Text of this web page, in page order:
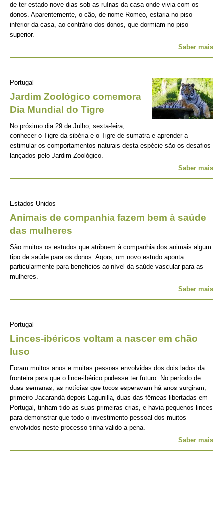
de ter estado nove dias sob as ruínas da casa onde vivia com os
donos. Aparentemente, o cão, de nome Romeo, estaria no piso
inferior da casa, ao contrário dos donos, que dormiam no piso
superior.
Saber mais
Portugal
Jardim Zoológico comemora
Dia Mundial do Tigre
No próximo dia 29 de Julho, sexta-feira,
conhecer o Tigre-da-sibéria e o Tigre-de-sumatra e aprender a
estimular os comportamentos naturais desta espécie são os desafios
lançados pelo Jardim Zoológico.
Saber mais
Estados Unidos
Animais de companhia fazem bem à saúde
das mulheres
São muitos os estudos que atribuem à companhia dos animais algum
tipo de saúde para os donos. Agora, um novo estudo aponta
particularmente para beneficios ao nível da saúde vascular para as
mulheres.
Saber mais
Portugal
Linces-ibéricos voltam a nascer em chão
luso
Foram muitos anos e muitas pessoas envolvidas dos dois lados da
fronteira para que o lince-ibérico pudesse ter futuro. No período de
duas semanas, as notícias que todos esperavam há anos surgiram,
primeiro Jacarandá depois Lagunilla, duas das fêmeas libertadas em
Portugal, tinham tido as suas primeiras crias, e havia pequenos linces
para demonstrar que todo o investimento pessoal dos muitos
envolvidos neste processo tinha valido a pena.
Saber mais